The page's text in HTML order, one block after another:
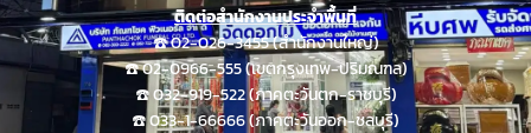
ติดต่อสำนักงานประจำพื้นที่
☎️ 02-026-3455 (สำนักงานใหญ่)
☎️ 02-0966-555 (เขตกรุงเทพ-ปริมณฑล)
☎️ 032-919-522 (ภาคตะวันตก-ราชบุรี)
☎️ 033-1-66666 (ภาคตะวันออก-ชลบุรี)